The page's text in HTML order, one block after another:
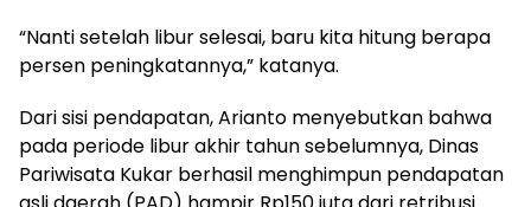
“Nanti setelah libur selesai, baru kita hitung berapa
persen peningkatannya,” katanya.
Dari sisi pendapatan, Arianto menyebutkan bahwa
pada periode libur akhir tahun sebelumnya, Dinas
Pariwisata Kukar berhasil menghimpun pendapatan